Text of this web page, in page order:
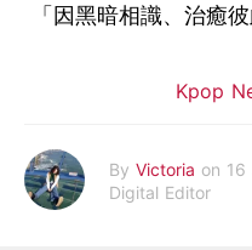
「因黑暗相識、治癒
Kpop
By Victoria on 16
Digital Editor